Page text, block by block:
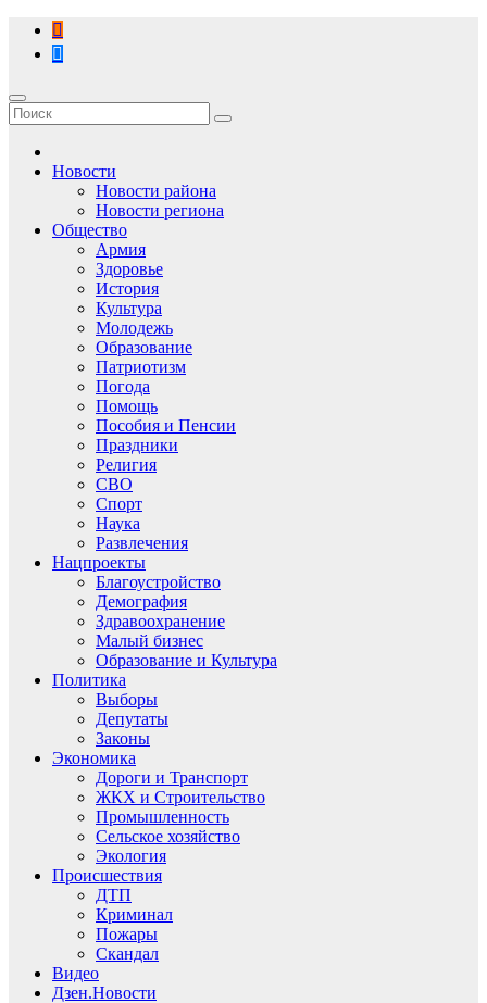
Перейти
содержимому
Новости
Новости района
Новости региона
Общество
Армия
Здоровье
История
Культура
Молодежь
Образование
Патриотизм
Погода
Помощь
Пособия и Пенсии
Праздники
Религия
СВО
Спорт
Наука
Развлечения
Нацпроекты
Благоустройство
Демография
Здравоохранение
Малый бизнес
Образование и Культура
Политика
Выборы
Депутаты
Законы
Экономика
Дороги и Транспорт
ЖКХ и Строительство
Промышленность
Сельское хозяйство
Экология
Происшествия
ДТП
Криминал
Пожары
Скандал
Видео
Дзен.Новости